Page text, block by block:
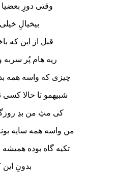
وقتی دورِ
بیخیالِ
قبل از این که
ریه هام پُر سربه
چیزی که واسه همه
شبیهمو تا حالا
کی مثِ من بدِ
من واسه همه سایه
تکیه گاه بوده
بدونِ این